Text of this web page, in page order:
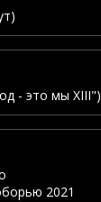
- это мы XIII")
2021